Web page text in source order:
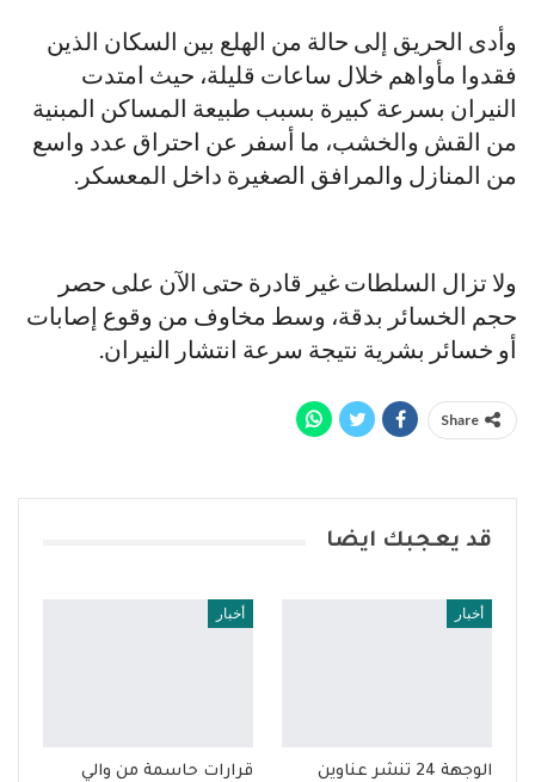
وأدى الحريق إلى حالة من الهلع بين السكان الذين
فقدوا مأواهم خلال ساعات قليلة، حيث امتدت
النيران بسرعة كبيرة بسبب طبيعة المساكن المبنية
من القش والخشب، ما أسفر عن احتراق عدد واسع
من المنازل والمرافق الصغيرة داخل المعسكر.
ولا تزال السلطات غير قادرة حتى الآن على حصر
حجم الخسائر بدقة، وسط مخاوف من وقوع إصابات
أو خسائر بشرية نتيجة سرعة انتشار النيران.
Share
قد يعجبك ايضا
أخبار
الوجهة 24 تنشر عناوين
أخبار
قرارات حاسمة من والي